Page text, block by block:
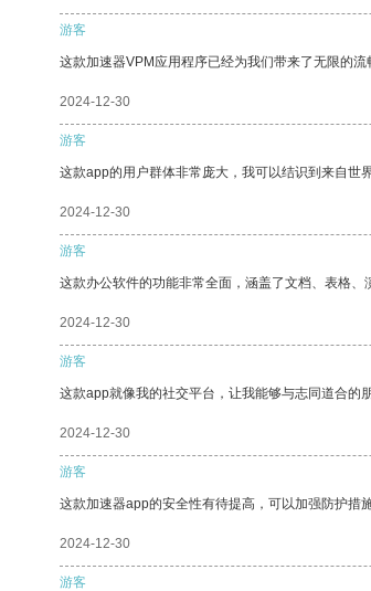
游客
这款加速器VPM应用程序已经为我们带来了无限的流
2024-12-30
游客
这款app的用户群体非常庞大，我可以结识到来自世
2024-12-30
游客
这款办公软件的功能非常全面，涵盖了文档、表格、
2024-12-30
游客
这款app就像我的社交平台，让我能够与志同道合的
2024-12-30
游客
这款加速器app的安全性有待提高，可以加强防护措
2024-12-30
游客